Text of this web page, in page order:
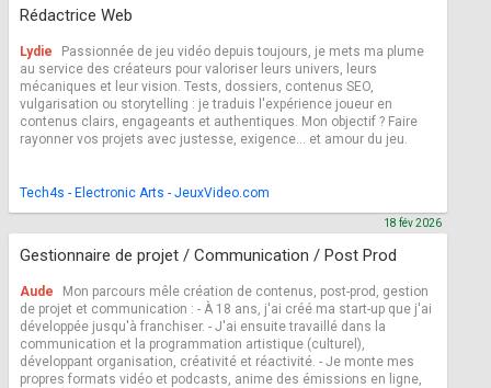
Rédactrice Web
Lydie
Passionnée de jeu vidéo depuis toujours, je mets ma plume
au service des créateurs pour valoriser leurs univers, leurs
mécaniques et leur vision. Tests, dossiers, contenus SEO,
vulgarisation ou storytelling : je traduis l'expérience joueur en
contenus clairs, engageants et authentiques. Mon objectif ? Faire
rayonner vos projets avec justesse, exigence… et amour du jeu.
Tech4s - Electronic Arts - JeuxVideo.com
Gestionnaire de projet / Communication / Post Prod
18 fév 2026
Aude
Mon parcours mêle création de contenus, post-prod, gestion
de projet et communication : - À 18 ans, j'ai créé ma start-up que j'ai
développée jusqu'à franchiser. - J'ai ensuite travaillé dans la
communication et la programmation artistique (culturel),
développant organisation, créativité et réactivité. - Je monte mes
propres formats vidéo et podcasts, anime des émissions en ligne,